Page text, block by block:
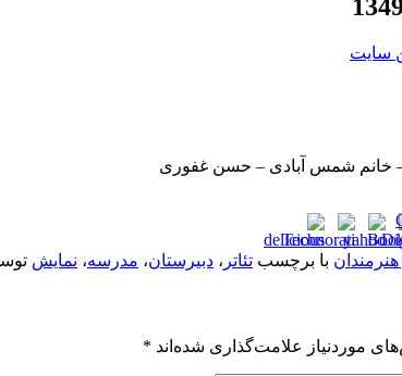
سایت
– خانم شمس آبادی – حسن غفوری
با برچسب تئاتر ، دبیرستان، مدرسه، نمایش
موردنیاز علامت‌گذاری شده‌اند *